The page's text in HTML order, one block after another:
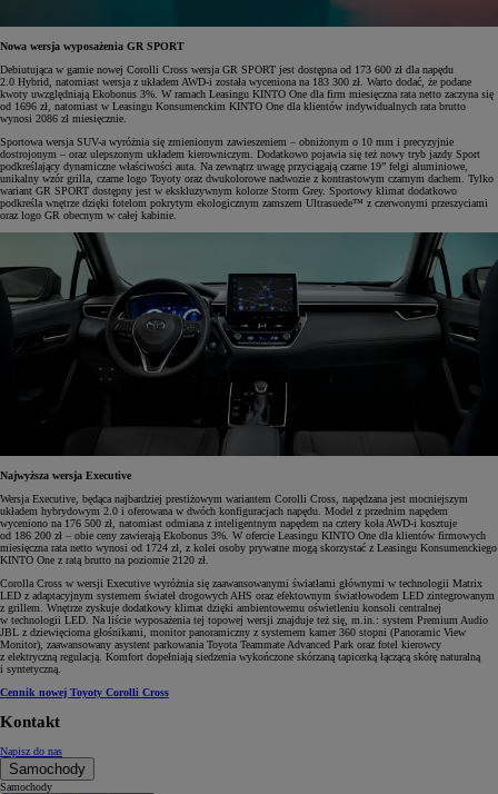
Nowa wersja wyposażenia GR SPORT
Debiutująca w gamie nowej Corolli Cross wersja GR SPORT jest dostępna od 173 600 zł dla napędu
2.0 Hybrid, natomiast wersja z układem AWD-i została wyceniona na 183 300 zł. Warto dodać, że podane
kwoty uwzględniają Ekobonus 3%. W ramach Leasingu KINTO One dla firm miesięczna rata netto zaczyna się
od 1696 zł, natomiast w Leasingu Konsumenckim KINTO One dla klientów indywidualnych rata brutto
wynosi 2086 zł miesięcznie.
Sportowa wersja SUV-a wyróżnia się zmienionym zawieszeniem – obniżonym o 10 mm i precyzyjnie
dostrojonym – oraz ulepszonym układem kierowniczym. Dodatkowo pojawia się też nowy tryb jazdy Sport
podkreślający dynamiczne właściwości auta. Na zewnątrz uwagę przyciągają czarne 19” felgi aluminiowe,
unikalny wzór grilla, czarne logo Toyoty oraz dwukolorowe nadwozie z kontrastowym czarnym dachem. Tylko
wariant GR SPORT dostępny jest w ekskluzywnym kolorze Storm Grey. Sportowy klimat dodatkowo
podkreśla wnętrze dzięki fotelom pokrytym ekologicznym zamszem Ultrasuede™ z czerwonymi przeszyciami
oraz logo GR obecnym w całej kabinie.
Najwyższa wersja Executive
Wersja Executive, będąca najbardziej prestiżowym wariantem Corolli Cross, napędzana jest mocniejszym
układem hybrydowym 2.0 i oferowana w dwóch konfiguracjach napędu. Model z przednim napędem
wyceniono na 176 500 zł, natomiast odmiana z inteligentnym napędem na cztery koła AWD-i kosztuje
od 186 200 zł – obie ceny zawierają Ekobonus 3%. W ofercie Leasingu KINTO One dla klientów firmowych
miesięczna rata netto wynosi od 1724 zł, z kolei osoby prywatne mogą skorzystać z Leasingu Konsumenckiego
KINTO One z ratą brutto na poziomie 2120 zł.
Corolla Cross w wersji Executive wyróżnia się zaawansowanymi światłami głównymi w technologii Matrix
LED z adaptacyjnym systemem świateł drogowych AHS oraz efektownym światłowodem LED zintegrowanym
z grillem. Wnętrze zyskuje dodatkowy klimat dzięki ambientowemu oświetleniu konsoli centralnej
w technologii LED. Na liście wyposażenia tej topowej wersji znajduje też się, m.in.: system Premium Audio
JBL z dziewięcioma głośnikami, monitor panoramiczny z systemem kamer 360 stopni (Panoramic View
Monitor), zaawansowany asystent parkowania Toyota Teammate Advanced Park oraz fotel kierowcy
z elektryczną regulacją. Komfort dopełniają siedzenia wykończone skórzaną tapicerką łączącą skórę naturalną
i syntetyczną.
Cennik nowej Toyoty Corolli Cross
Kontakt
Napisz do nas
Samochody
Samochody